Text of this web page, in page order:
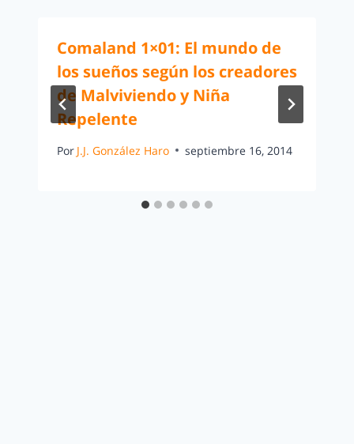
Comaland 1×01: El mundo de
los sueños según los creadores
de Malviviendo y Niña
Repelente
Por J.J. González Haro septiembre 16, 2014